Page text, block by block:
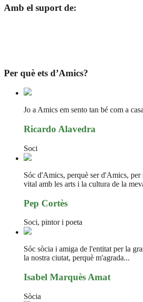
Amb el suport de:
Per què ets d’Amics?
Jo a Amics em sento tan bé com a
Ricardo Alavedra
Soci
Sóc d'Amics, perquè ser d'Amics,
vital amb les arts i la cultura de la
Pep Cortès
Soci, pintor i poeta
Sóc sòcia i amiga de l'entitat per la
la nostra ciutat, perquè m'agrada...
Isabel Marquès Amat
Sòcia